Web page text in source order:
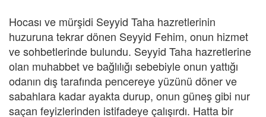
Hocası ve mürşidi Seyyid Taha hazretlerinin
huzuruna tekrar dönen Seyyid Fehim, onun hizmet
ve sohbetlerinde bulundu. Seyyid Taha hazretlerine
olan muhabbet ve bağlılığı sebebiyle onun yattığı
odanın dış tarafında pencereye yüzünü döner ve
sabahlara kadar ayakta durup, onun güneş gibi nur
saçan feyizlerinden istifadeye çalışırdı. Hatta bir